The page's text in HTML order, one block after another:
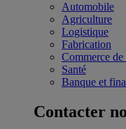
Automobile
Agriculture
Logistique
Fabrication
Commerce de
Santé
Banque et
Contacter